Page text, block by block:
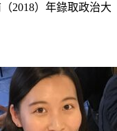
2018）年錄取政治大